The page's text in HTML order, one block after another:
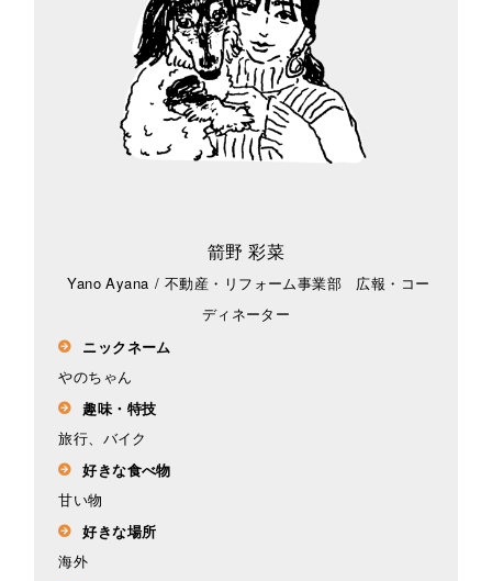
箭野 彩菜
Yano Ayana / 不動産・リフォーム事業部 広報・コー
ディネーター
ニックネーム
やのちゃん
趣味・特技
旅行、バイク
好きな食べ物
甘い物
好きな場所
海外